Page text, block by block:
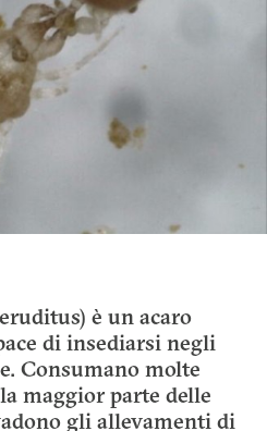
è un acaro
di insediarsi negli
Consumano molte
maggior parte delle
gli allevamenti di